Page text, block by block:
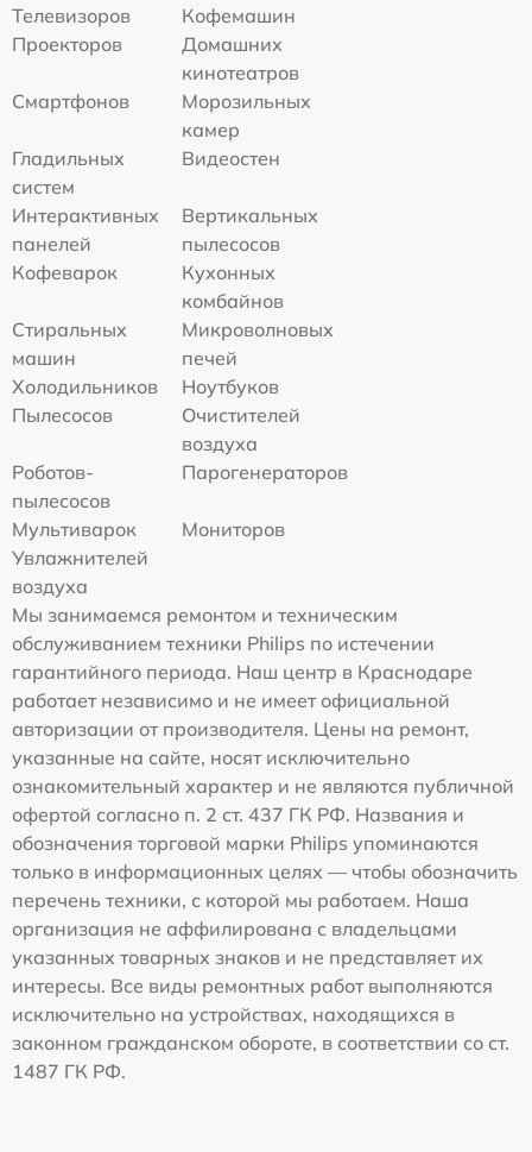
Телевизоров
Кофемашин
Проекторов
Домашних
кинотеатров
Смартфонов
Морозильных
камер
Гладильных
систем
Видеостен
Интерактивных
панелей
Вертикальных
пылесосов
Кофеварок
Кухонных
комбайнов
Стиральных
машин
Микроволновых
печей
Холодильников
Ноутбуков
Пылесосов
Очистителей
воздуха
Роботов-
пылесосов
Парогенераторов
Мультиварок
Мониторов
Увлажнителей
воздуха
Мы занимаемся ремонтом и техническим
обслуживанием техники Philips по истечении
гарантийного периода. Наш центр в Краснодаре
работает независимо и не имеет официальной
авторизации от производителя. Цены на ремонт,
указанные на сайте, носят исключительно
ознакомительный характер и не являются публичной
офертой согласно п. 2 ст. 437 ГК РФ. Названия и
обозначения торговой марки Philips упоминаются
только в информационных целях — чтобы обозначить
перечень техники, с которой мы работаем. Наша
организация не аффилирована с владельцами
указанных товарных знаков и не представляет их
интересы. Все виды ремонтных работ выполняются
исключительно на устройствах, находящихся в
законном гражданском обороте, в соответствии со ст.
1487 ГК РФ.